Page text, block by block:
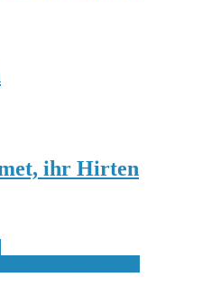
ihr Hirten